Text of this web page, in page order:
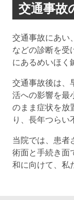
交通事故
交通事故にあい
などの診断を受
にあるめいほく
交通事故後は、
活への影響を最
のまま症状を放
り、長年つらい
当院では、患者
術面と手続き面
和に向けて、私